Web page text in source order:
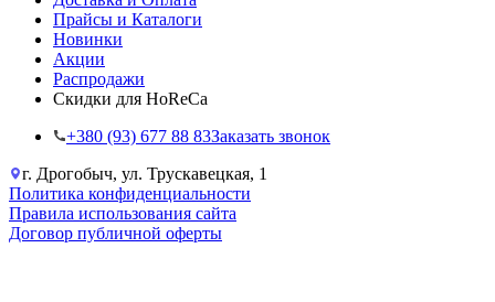
Прайсы и Каталоги
Новинки
Акции
Распродажи
Скидки для HoReCa
+38‎0 (93) 677 88 83Заказать звонок
г. Дрогобыч, ул. Трускавецкая, 1
Политика конфиденциальности
Правила использования сайта
Договор публичной оферты